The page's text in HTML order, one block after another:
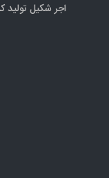
اجر شکیل تولید